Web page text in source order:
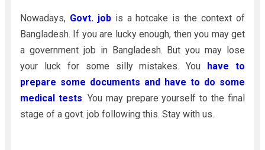
Nowadays, Govt. jobis a hotcake is the context of
Bangladesh. If you are lucky enough, then you may get
a government job in Bangladesh. But you may lose
your luck for some silly mistakes. You have to
prepare some documents and have to do some
medical tests. You may prepare yourself to the final
stage of a govt. job following this. Stay with us.